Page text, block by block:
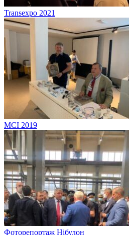
Transexpo 2021
MCI 2019
Фоторепортаж Нібулон